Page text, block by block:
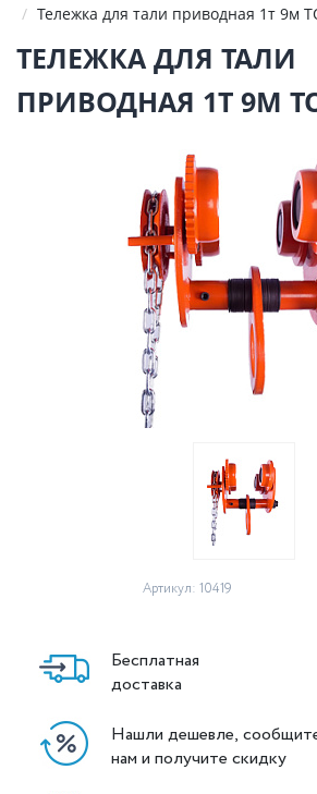
Тележка для
ТЕЛЕЖКА ДЛЯ ТАЛИ
ПРИВОДНАЯ
Артикул: 10419
Бесплатная
доставка
Нашли дешевле,
нам и получите скидку